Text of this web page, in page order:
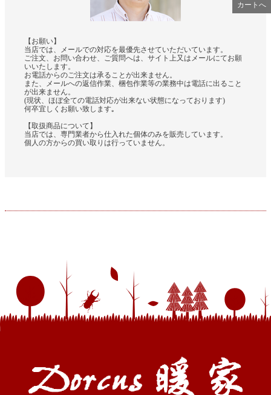
【お願い】
当店では、メールでの対応を最優先させていただいています。
ご注文、お問い合わせ、ご質問へは、サイト上又はメールにてお願
いいたします。
お電話からのご注文は承ることが出来ません。
また、メールへの返信作業、梱包作業等の業務中は電話に出ること
が出来ません。
(現状、ほぼ全ての電話対応が出来ない状態になっております)
何卒宜しくお願い致します｡
【取扱商品について】
当店では、専門業者から仕入れた個体のみを販売しています。
個人の方からの買い取りは行っていません。
カートへ